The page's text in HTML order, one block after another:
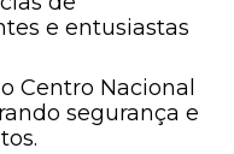
e entusiastas
Centro Nacional
segurança e